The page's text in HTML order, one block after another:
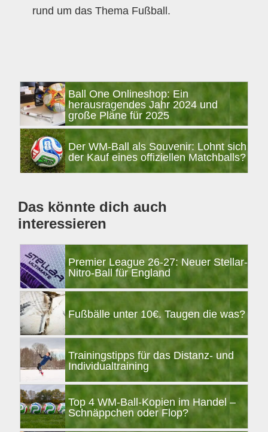
rund um das Thema Fußball.
SeitenspalteBall One Onlineshop: Ein
herausragendes Jahr 2024 und
große Pläne für 2025
Der WM-Ball als Souvenir: Lohnt sich
der Kauf eines offiziellen Matchballs?
Das könnte dich auch
interessieren
Premier League 26-27: Neuer Stellar-
Nitro-Ball für England
Fußbälle unter 10€. Taugen die was?
Trainingstipps für das Distanz- und
Individualtraining
Top 4 WM-Ball-Kopien im Handel –
Schnäppchen oder Flop?